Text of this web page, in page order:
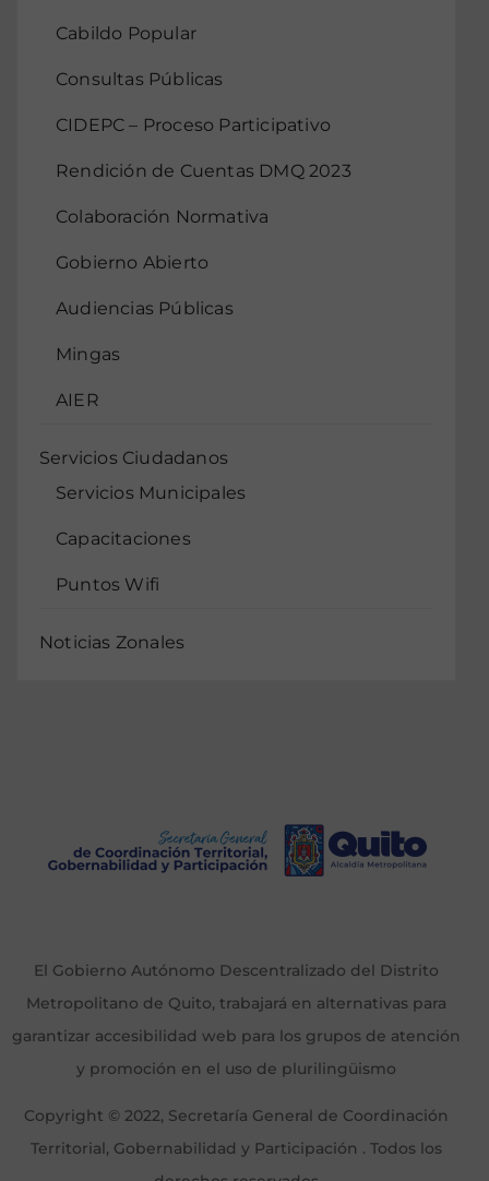
Cabildo Popular
Consultas Públicas
CIDEPC – Proceso Participativo
Rendición de Cuentas DMQ 2023
Colaboración Normativa
Gobierno Abierto
Audiencias Públicas
Mingas
AIER
Servicios Ciudadanos
Servicios Municipales
Capacitaciones
Puntos Wifi
Noticias Zonales
El Gobierno Autónomo Descentralizado del Distrito
Metropolitano de Quito, trabajará en alternativas para
garantizar accesibilidad web para los grupos de atención
y promoción en el uso de plurilingüismo
Copyright © 2022, Secretaría General de Coordinación
Territorial, Gobernabilidad y Participación . Todos los